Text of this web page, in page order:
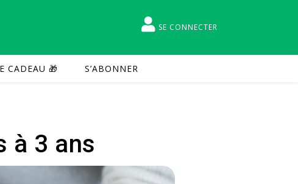
SE CONNECTER
CADEAU 🎁 S’ABONNER
à 3 ans